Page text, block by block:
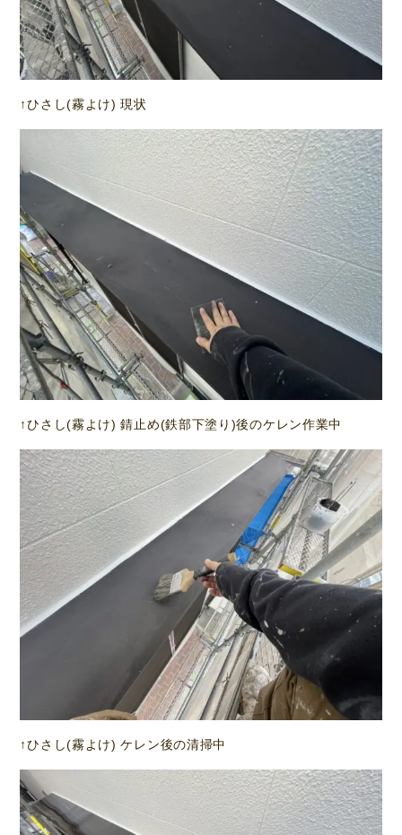
↑ひさし(霧よけ) 現状
↑ひさし(霧よけ) 錆止め(鉄部下塗り)後のケレン作業中
↑ひさし(霧よけ) ケレン後の清掃中